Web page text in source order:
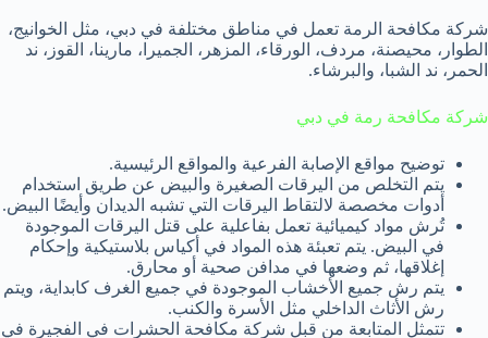
شركة مكافحة الرمة تعمل في مناطق مختلفة في دبي، مثل الخوانيج،
الطوار، محيصنة، مردف، الورقاء، المزهر، الجميرا، مارينا، القوز، ند
الحمر، ند الشبا، والبرشاء.
شركة مكافحة رمة في دبي
توضيح مواقع الإصابة الفرعية والمواقع الرئيسية.
يتم التخلص من اليرقات الصغيرة والبيض عن طريق استخدام
أدوات مخصصة لالتقاط اليرقات التي تشبه الديدان وأيضًا البيض.
تُرش مواد كيميائية تعمل بفاعلية على قتل اليرقات الموجودة
في البيض. يتم تعبئة هذه المواد في أكياس بلاستيكية وإحكام
إغلاقها، ثم وضعها في مدافن صحية أو محارق.
يتم رش جميع الأخشاب الموجودة في جميع الغرف كابداية، ويتم
رش الأثاث الداخلي مثل الأسرة والكنب.
تتمثل المتابعة من قبل شركة مكافحة الحشرات في الفجيرة في